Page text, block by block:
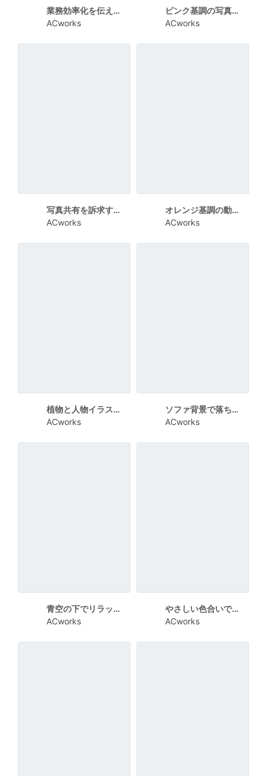
業務効率化を伝えるデータ管理アプリチラシ
ACworks
ピンク基調の写真加工アプリ紹介チラシ
ACworks
写真共有を訴求するポップなスマホアプリチラシ
ACworks
オレンジ基調の動きあるイラストを使ったストレッチ教室チラシ
ACworks
植物と人物イラストで構成した大人向けストレッチ教室チラシ
ACworks
ソファ背景で落ち着いた雰囲気のストレッチ体験教室チラシ
ACworks
青空の下でリラックス感を伝えるストレッチ体験チラシ
ACworks
やさしい色合いで参加しやすさを伝えるストレッチ教室チラシ
ACworks